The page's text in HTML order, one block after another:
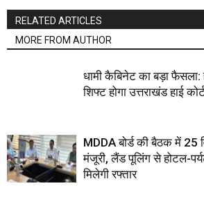
RELATED ARTICLES
MORE FROM AUTHOR
धामी कैबिनेट का बड़ा फैसला:
शिफ्ट होगा उत्तराखंड हाई
MDDA बोर्ड की बैठक में 25
मंजूरी, लैंड पूलिंग से होटल-
मिलेगी रफ्तार